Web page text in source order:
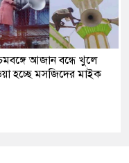
আজান বন্ধে খুলে
হচ্ছে মসজিদের মাইক